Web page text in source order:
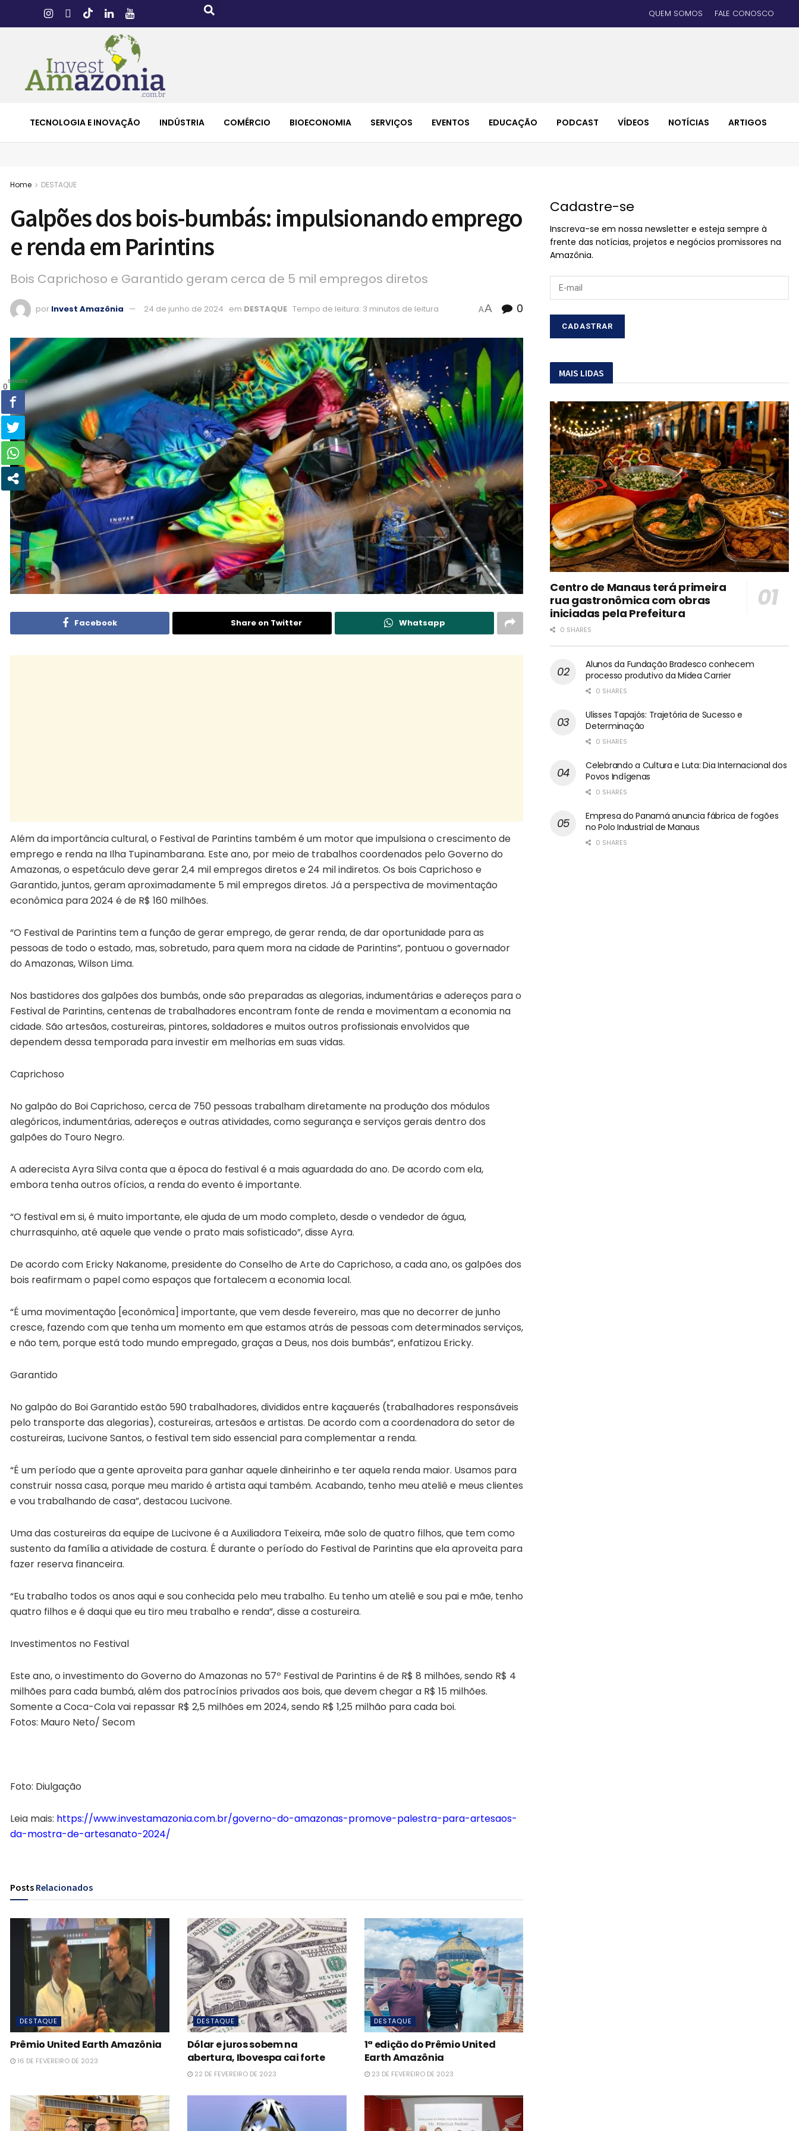
QUEM SOMOS FALE CONOSCO
TECNOLOGIA E INOVAÇÃO INDÚSTRIA COMÉRCIO BIOECONOMIA SERVIÇOS EVENTOS EDUCAÇÃO PODCAST VÍDEOS NOTÍCIAS ARTIGOS
Home DESTAQUE
Galpões dos bois-bumbás: impulsionando emprego
e renda em Parintins
Bois Caprichoso e Garantido geram cerca de 5 mil empregos diretos
por Invest Amazônia 24 de junho de 2024 em DESTAQUE Tempo de leitura: 3 minutos de leitura AA 0
Facebook Share on Twitter Whatsapp
Além da importância cultural, o Festival de Parintins também é um motor que impulsiona o crescimento de
emprego e renda na Ilha Tupinambarana. Este ano, por meio de trabalhos coordenados pelo Governo do
Amazonas, o espetáculo deve gerar 2,4 mil empregos diretos e 24 mil indiretos. Os bois Caprichoso e
Garantido, juntos, geram aproximadamente 5 mil empregos diretos. Já a perspectiva de movimentação
econômica para 2024 é de R$ 160 milhões.
“O Festival de Parintins tem a função de gerar emprego, de gerar renda, de dar oportunidade para as
pessoas de todo o estado, mas, sobretudo, para quem mora na cidade de Parintins”, pontuou o governador
do Amazonas, Wilson Lima.
Nos bastidores dos galpões dos bumbás, onde são preparadas as alegorias, indumentárias e adereços para o
Festival de Parintins, centenas de trabalhadores encontram fonte de renda e movimentam a economia na
cidade. São artesãos, costureiras, pintores, soldadores e muitos outros profissionais envolvidos que
dependem dessa temporada para investir em melhorias em suas vidas.
Caprichoso
No galpão do Boi Caprichoso, cerca de 750 pessoas trabalham diretamente na produção dos módulos
alegóricos, indumentárias, adereços e outras atividades, como segurança e serviços gerais dentro dos
galpões do Touro Negro.
A aderecista Ayra Silva conta que a época do festival é a mais aguardada do ano. De acordo com ela,
embora tenha outros ofícios, a renda do evento é importante.
“O festival em si, é muito importante, ele ajuda de um modo completo, desde o vendedor de água,
churrasquinho, até aquele que vende o prato mais sofisticado”, disse Ayra.
De acordo com Ericky Nakanome, presidente do Conselho de Arte do Caprichoso, a cada ano, os galpões dos
bois reafirmam o papel como espaços que fortalecem a economia local.
“É uma movimentação [econômica] importante, que vem desde fevereiro, mas que no decorrer de junho
cresce, fazendo com que tenha um momento em que estamos atrás de pessoas com determinados serviços,
e não tem, porque está todo mundo empregado, graças a Deus, nos dois bumbás”, enfatizou Ericky.
Garantido
No galpão do Boi Garantido estão 590 trabalhadores, divididos entre kaçauerés (trabalhadores responsáveis
pelo transporte das alegorias), costureiras, artesãos e artistas. De acordo com a coordenadora do setor de
costureiras, Lucivone Santos, o festival tem sido essencial para complementar a renda.
“É um período que a gente aproveita para ganhar aquele dinheirinho e ter aquela renda maior. Usamos para
construir nossa casa, porque meu marido é artista aqui também. Acabando, tenho meu ateliê e meus clientes
e vou trabalhando de casa”, destacou Lucivone.
Uma das costureiras da equipe de Lucivone é a Auxiliadora Teixeira, mãe solo de quatro filhos, que tem como
sustento da família a atividade de costura. É durante o período do Festival de Parintins que ela aproveita para
fazer reserva financeira.
“Eu trabalho todos os anos aqui e sou conhecida pelo meu trabalho. Eu tenho um ateliê e sou pai e mãe, tenho
quatro filhos e é daqui que eu tiro meu trabalho e renda”, disse a costureira.
Investimentos no Festival
Este ano, o investimento do Governo do Amazonas no 57º Festival de Parintins é de R$ 8 milhões, sendo R$ 4
milhões para cada bumbá, além dos patrocínios privados aos bois, que devem chegar a R$ 15 milhões.
Somente a Coca-Cola vai repassar R$ 2,5 milhões em 2024, sendo R$ 1,25 milhão para cada boi.
Fotos: Mauro Neto/ Secom
Foto: Diulgação
Leia mais: https://www.investamazonia.com.br/governo-do-amazonas-promove-palestra-para-artesaos-
da-mostra-de-artesanato-2024/
Posts Relacionados
DESTAQUE
Prêmio United Earth Amazônia
16 DE FEVEREIRO DE 2023
DESTAQUE
Dólar e juros sobem na
abertura, Ibovespa cai forte
22 DE FEVEREIRO DE 2023
DESTAQUE
1ª edição do Prêmio United
Earth Amazônia
23 DE FEVEREIRO DE 2023
Cadastre-se
Inscreva-se em nossa newsletter e esteja sempre à
frente das notícias, projetos e negócios promissores na
Amazônia.
MAIS LIDAS
Centro de Manaus terá primeira
rua gastronômica com obras
iniciadas pela Prefeitura
0 SHARES
Alunos da Fundação Bradesco conhecem
processo produtivo da Midea Carrier
0 SHARES
Ulisses Tapajós: Trajetória de Sucesso e
Determinação
0 SHARES
Celebrando a Cultura e Luta: Dia Internacional dos
Povos Indígenas
0 SHARES
Empresa do Panamá anuncia fábrica de fogões
no Polo Industrial de Manaus
0 SHARES
0
SHARES